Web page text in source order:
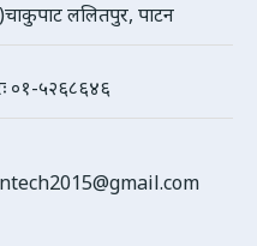
ललितपुर, पाटन
०१-५२६८६४६